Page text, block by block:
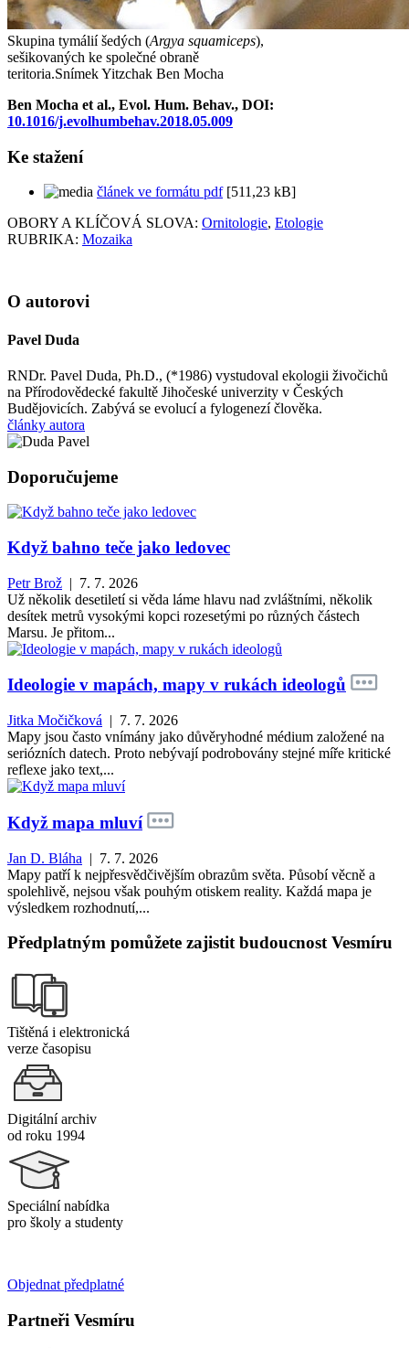
Skupina tymálií šedých (Argya squamiceps),
sešikovaných ke společné obraně
teritoria.Snímek Yitzchak Ben Mocha
Ben Mocha et al., Evol. Hum. Behav., DOI:
10.1016/j.evolhumbehav.2018.05.009
Ke stažení
článek ve formátu pdf[511,23 kB]
OBORY A KLÍČOVÁ SLOVA: Ornitologie, Etologie
RUBRIKA: Mozaika
O autorovi
Pavel Duda
RNDr. Pavel Duda, Ph.D., (*1986) vystudoval ekologii živočichů
na Přírodovědecké fakultě Jihočeské univerzity v Českých
Budějovicích. Zabývá se evolucí a fylogenezí člověka.
články autora
Doporučujeme
Když bahno teče jako ledovec
Petr Brož | 7. 7. 2026
Už několik desetiletí si věda láme hlavu nad zvláštními, několik
desítek metrů vysokými kopci rozesetými po různých částech
Marsu. Je přitom...
Ideologie v mapách, mapy v rukách ideologů
Jitka Močičková | 7. 7. 2026
Mapy jsou často vnímány jako důvěryhodné médium založené na
seriózních datech. Proto nebývají podrobovány stejné míře kritické
reflexe jako text,...
Když mapa mluví
Jan D. Bláha | 7. 7. 2026
Mapy patří k nejpřesvědčivějším obrazům světa. Působí věcně a
spolehlivě, nejsou však pouhým otiskem reality. Každá mapa je
výsledkem rozhodnutí,...
Předplatným pomůžete zajistit budoucnost Vesmíru
Tištěná i elektronická
verze časopisu
Digitální archiv
od roku 1994
Speciální nabídka
pro školy a studenty
Objednat předplatné
Partneři Vesmíru